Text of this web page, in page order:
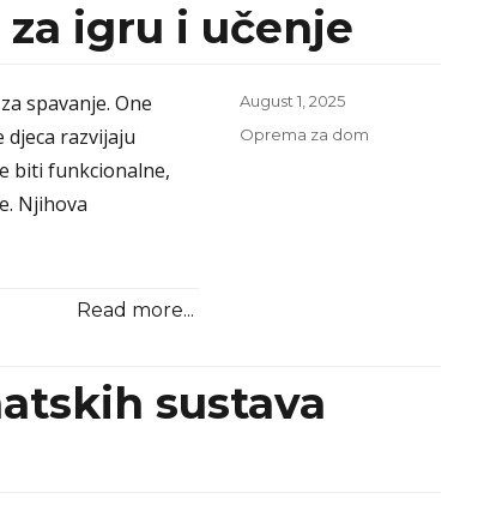
igru i učenje
spavanje. One
razvijaju
biti funkcionalne,
Njihova
Read more...
Posted
August 1, 2025
Categories
Oprema za dom
sustava